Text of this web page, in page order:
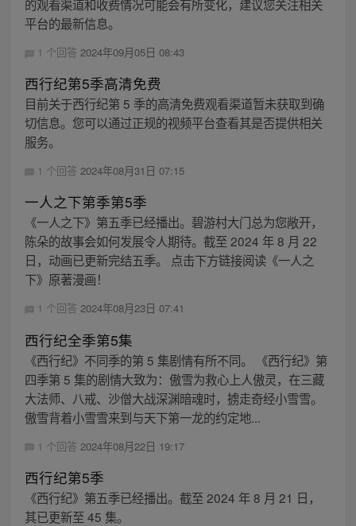
的观看渠道和收费情况可能会有所变化，建议您关注相关
平台的最新信息。
1 个回答 2024年09月05日 08:43
西行纪第5季高清免费
目前关于西行纪第 5 季的高清免费观看渠道暂未获取到确
切信息。您可以通过正规的视频平台查看其是否提供相关
服务。
1 个回答 2024年08月31日 07:15
一人之下第季第5季
《一人之下》第五季已经播出。碧游村大门总为您敞开，
陈朵的故事会如何发展令人期待。截至 2024 年 8 月 22
日，动画已更新完结五季。 点击下方链接阅读《一人之
下》原著漫画！
1 个回答 2024年08月23日 07:41
西行纪全季第5集
《西行纪》不同季的第 5 集剧情有所不同。 《西行纪》第
四季第 5 集的剧情大致为：傲雪为救心上人傲灵，在三藏
大法师、八戒、沙僧大战深渊暗魂时，掳走奇经小雪雪。
傲雪背着小雪雪来到与天下第一龙的约定地...
1 个回答 2024年08月22日 19:17
西行纪第5季
《西行纪》第五季已经播出。截至 2024 年 8 月 21 日，
其已更新至 45 集。